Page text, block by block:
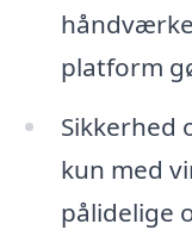
platform
Sikkerhed
kun med
pålidelige